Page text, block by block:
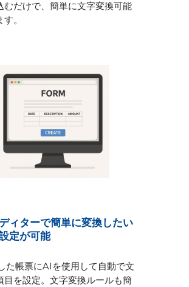
むだけで、簡単に文字変換可能
。
ィターで簡単に変換したい
定が可能
た帳票にAIを使用して自動で文
目を設定。文字変換ルールも簡